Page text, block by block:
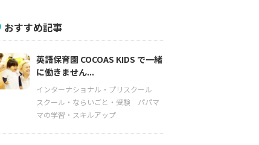
おすすめ記事
英語保育園 COCOAS KIDS で一緒
に働きません...
インターナショナル・プリスクール
スクール・ならいごと・受験
パパマ
マの学習・スキルアップ